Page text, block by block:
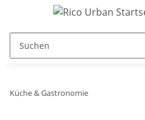
Küche & Gastronomie